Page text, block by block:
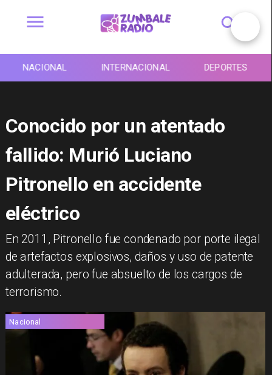
NACIONAL INTERNACIONAL DEPORTES
Conocido por un atentado
fallido: Murió Luciano
Pitronello en accidente
eléctrico
​En 2011, Pitronello fue condenado por porte ilegal
de artefactos explosivos, daños y uso de patente
adulterada, pero fue absuelto de los cargos de
terrorismo.
Nacional